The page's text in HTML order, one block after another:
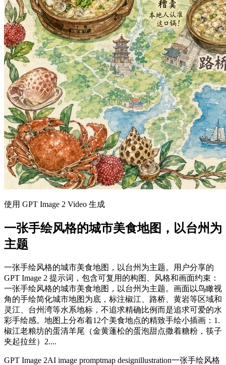
使用 GPT Image 2 Video 生成
一张手绘风格的城市美食地图，以台州为
主题
一张手绘风格的城市美食地图，以台州为主题。用户分享的
GPT Image 2 提示词，包含可复用的构图、风格和画面约束：
一张手绘风格的城市美食地图，以台州为主题。画面以鸟瞰视
角的手绘简化城市地图为底，标注椒江、路桥、黄岩等区域和
灵江、台州湾等水系地标，不追求精确比例而是追求可爱的水
彩手绘感。地图上分布着12个美食地点的精致手绘小插画：1.
椒江老粮坊的蛋清羊尾（金黄蓬松的蛋泡甜点撒着糖粉，筷子
夹起拉丝）2....
GPT Image 2AI image promptmap designillustration一张手绘风格